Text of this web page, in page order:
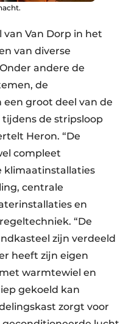
van Van Dorp in het
van diverse
andere de
de
groot deel van de
de stripsloop
Heron. “De
compleet
klimaatinstallaties
centrale
en
“De
zijn verdeeld
heeft zijn eigen
warmtewiel en
gekoeld kan
zorgt voor